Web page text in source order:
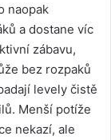
naopak
a dostane víc
zábavu,
bez rozpaků
levely čistě
Menší potíže
nekazí, ale